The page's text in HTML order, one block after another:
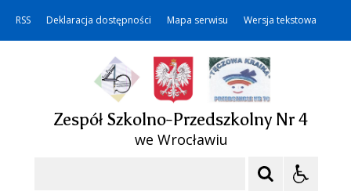
RSS Deklaracja dostępności Mapa serwisu Wersja tekstowa
Zespół Szkolno-Przedszkolny Nr 4
we Wrocławiu